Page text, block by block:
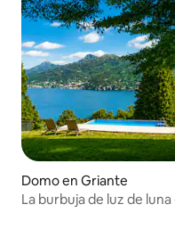
Domo en Griante
La burbuja de luz de